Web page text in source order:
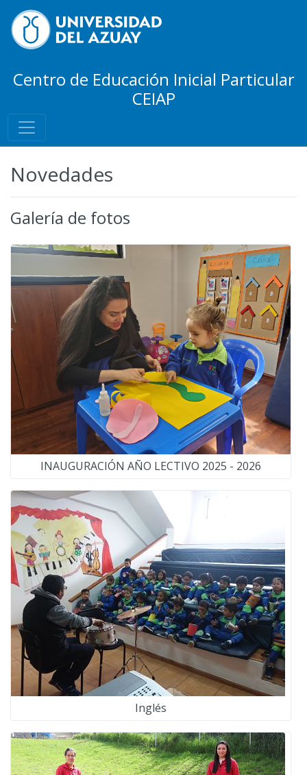
Centro de Educación Inicial Particular
CEIAP
Novedades
Galería de fotos
INAUGURACIÓN AÑO LECTIVO 2025 - 2026
Inglés